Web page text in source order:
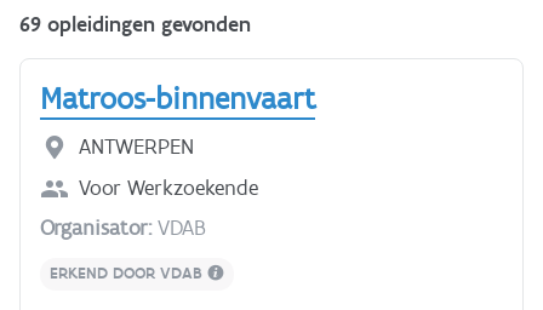
69 opleidingen gevonden
Matroos-binnenvaart
ANTWERPEN
Voor Werkzoekende
Organisator:VDAB
ERKEND DOOR VDAB